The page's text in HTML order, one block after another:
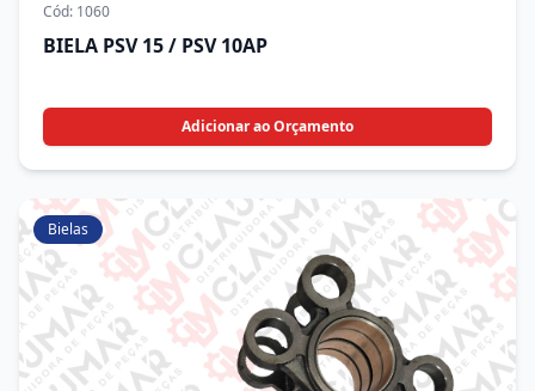
Cód: 1060
BIELA PSV 15 / PSV 10AP
Adicionar ao Orçamento
Bielas